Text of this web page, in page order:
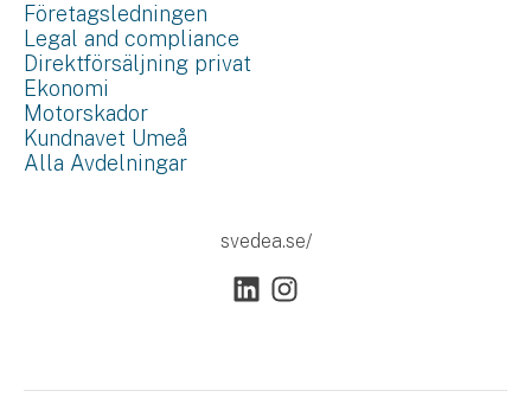
Företagsledningen
Legal and compliance
Direktförsäljning privat
Ekonomi
Motorskador
Kundnavet Umeå
Alla Avdelningar
svedea.se/